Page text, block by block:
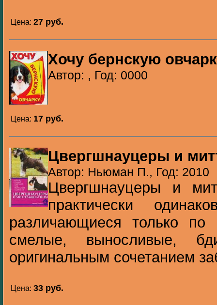
Цена: 27 pуб.
Хочу бернскую
Автор: , Год: 0000
Цена: 17 pуб.
Цвергшнауцеры и
Автор: Ньюман П., Год: 2010
Цвергшнауцеры и
практически
различающиеся только
смелые, выносливые,
оригинальным сочетанием
Цена: 33 pуб.